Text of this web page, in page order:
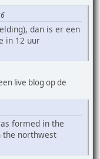
dan is er een
in 12 uur
live blog op de
formed in the
the northwest